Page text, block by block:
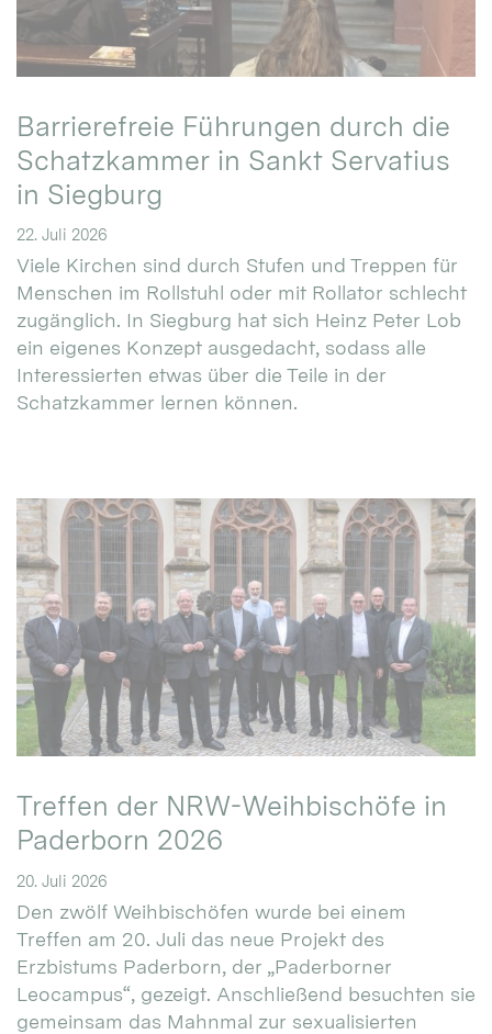
Barrierefreie Führungen durch die
Schatzkammer in Sankt Servatius
in Siegburg
22. Juli 2026
Viele Kirchen sind durch Stufen und Treppen für
Menschen im Rollstuhl oder mit Rollator schlecht
zugänglich. In Siegburg hat sich Heinz Peter Lob
ein eigenes Konzept ausgedacht, sodass alle
Interessierten etwas über die Teile in der
Schatzkammer lernen können.
Treffen der NRW-Weihbischöfe in
Paderborn 2026
20. Juli 2026
Den zwölf Weihbischöfen wurde bei einem
Treffen am 20. Juli das neue Projekt des
Erzbistums Paderborn, der „Paderborner
Leocampus“, gezeigt. Anschließend besuchten sie
gemeinsam das Mahnmal zur sexualisierten